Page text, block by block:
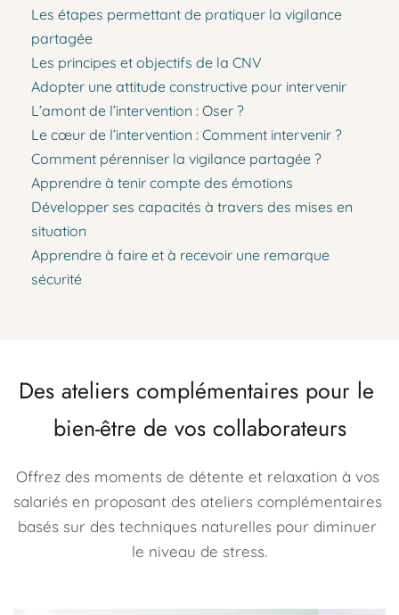
Les étapes permettant de pratiquer la vigilance
partagée
Les principes et objectifs de la CNV
Adopter une attitude constructive pour intervenir
L’amont de l’intervention : Oser ?
Le cœur de l’intervention : Comment intervenir ?
Comment pérenniser la vigilance partagée ?
Apprendre à tenir compte des émotions
Développer ses capacités à travers des mises en
situation
Apprendre à faire et à recevoir une remarque
sécurité
Des ateliers complémentaires pour le
bien-être de vos collaborateurs
Offrez des moments de détente et relaxation à vos
salariés en proposant des ateliers complémentaires
basés sur des techniques naturelles pour diminuer
le niveau de stress.